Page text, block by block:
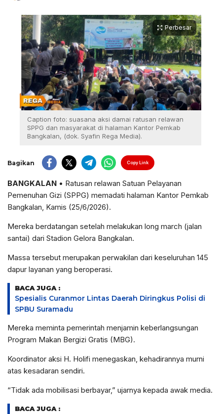
Perbesar
Caption foto: suasana aksi damai ratusan relawan
SPPG dan masyarakat di halaman Kantor Pemkab
Bangkalan, (dok. Syafin Rega Media).
Bagikan Copy Link
BANGKALAN • Ratusan relawan Satuan Pelayanan
Pemenuhan Gizi (SPPG) memadati halaman Kantor Pemkab
Bangkalan, Kamis (25/6/2026).
Mereka berdatangan setelah melakukan long march (jalan
santai) dari Stadion Gelora Bangkalan.
Massa tersebut merupakan perwakilan dari keseluruhan 145
dapur layanan yang beroperasi.
BACA JUGA :
Spesialis Curanmor Lintas Daerah Diringkus Polisi di
SPBU Suramadu
Mereka meminta pemerintah menjamin keberlangsungan
Program Makan Bergizi Gratis (MBG).
Koordinator aksi H. Holifi menegaskan, kehadirannya murni
atas kesadaran sendiri.
“Tidak ada mobilisasi berbayar,” ujarnya kepada awak media.
BACA JUGA :